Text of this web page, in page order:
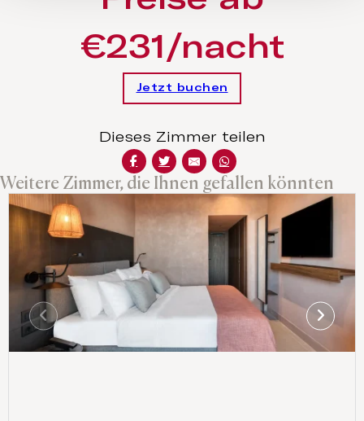
€231/nacht
Jetzt buchen
Dieses Zimmer teilen
Weitere Zimmer, die Ihnen gefallen könnten